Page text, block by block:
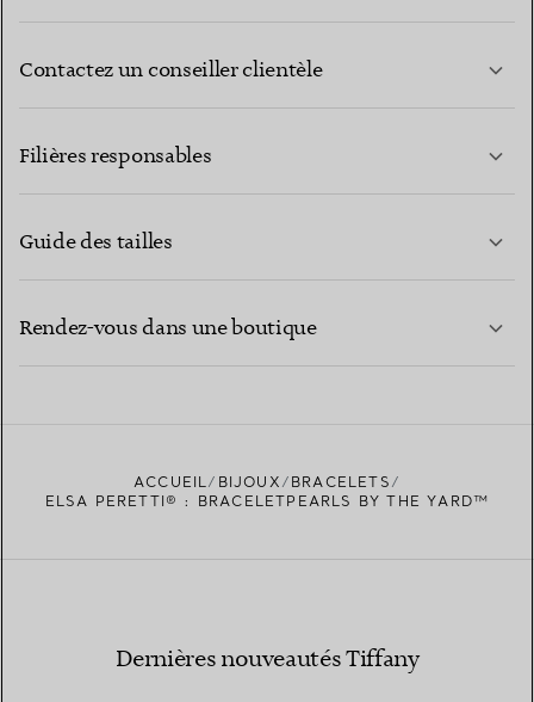
Contactez un conseiller clientèle
Filières responsables
Guide des tailles
Rendez-vous dans une boutique
TROUVEZ LA BOUTIQUE LA PLUS PROCHE
ACCUEIL BIJOUX
BRACELETS
ELSA PERETTI® : BRACELETPEARLS BY THE YARD™
Dernières nouveautés Tiffany